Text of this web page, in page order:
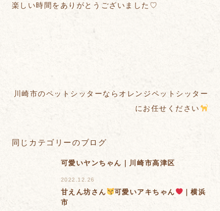
楽しい時間をありがとうございました♡
川崎市のペットシッターならオレンジペットシッター
にお任せください
同じカテゴリーのブログ
可愛いヤンちゃん｜川崎市高津区
2022.12.26
甘えん坊さん 可愛いアキちゃん
｜横浜
市